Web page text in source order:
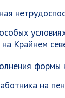
Крайнем